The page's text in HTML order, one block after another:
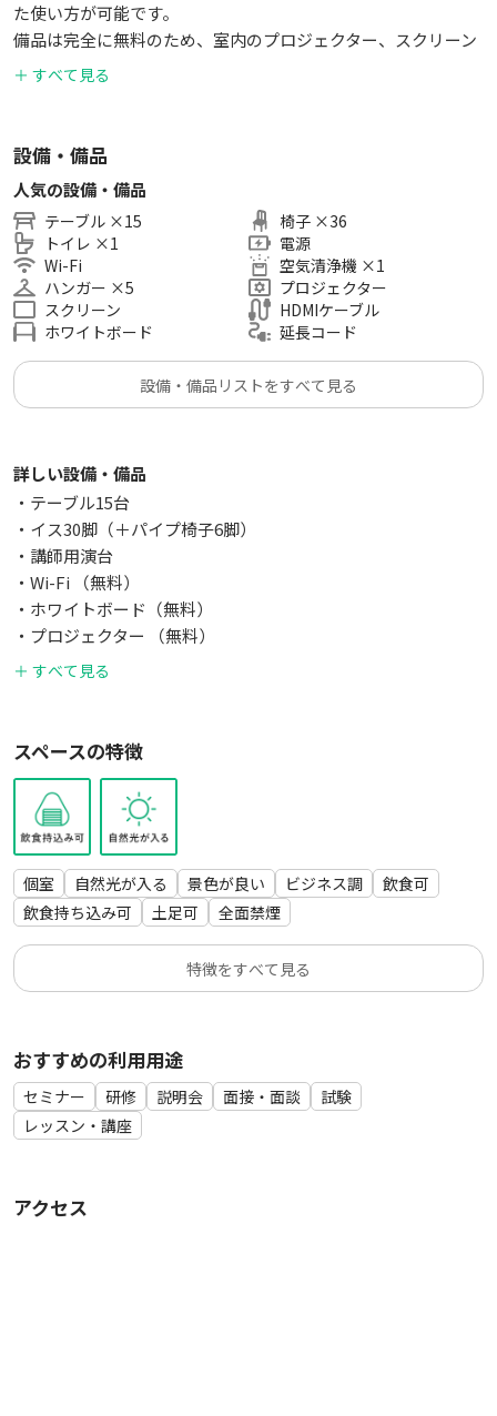
た使い方が可能です。
備品は完全に無料のため、室内のプロジェクター、スクリーン
はご自由にご利用いただけます。
当スペースはベイ・ウィング神戸ビルに面しておりますの
Wi-Fiも無料でご利用いただけます。
備品セットにWi-FiのIDとパスワードを記載した案内を置いて
おります。
定員は最大30名
講師用の演台ご用意しております。
机に付属の椅子30脚に加え、追加のパイプ椅子が6脚ございま
すので補助的にご利用ください。
◆ご利用用途
・会議、打ち合わせ、各種ミーティング
・講座、勉強会、セミナー、塾、各種教室、レッスン
・面談、面接
・展示会、フリーマーケット
※ただし大音量や振動を伴う行為は周りにご迷惑になりますの
※壁に画鋲やテープを使用することはご遠慮ください。(マス
◆入退室
・ご利用時間は9:00～18:00の間となっております。
・待合室はありません。集合時間も考慮して余裕を持った予約
をお願いします。
・建物内はレンタルスペース室内に入るまでお静かにお願いし
ます。
・次の利用者様にご迷惑がかからないよう予約時間内に片付
け・退室をお願いいたします。
＋ すべて見る
設備・備品
人気の設備・備品
テーブル ×15
トイレ ×1
Wi-Fi
ハンガー ×5
スクリーン
ホワイトボード
椅子 ×36
電源
空気清浄機 ×1
プロジェクター
HDMIケーブル
延長コード
設備・備品リストをすべて見る
詳しい設備・備品
・テーブル15台
・イス30脚（＋パイプ椅子6脚）
・講師用演台
・Wi-Fi （無料）
・ホワイトボード（無料）
・プロジェクター （無料）
・プロジェクター用スクリーン（無料）
※お手洗いは室外にございます。
＋ すべて見る
スペースの特徴
個室 自然光が入る 景色が良い ビジネス調
飲食可
飲食持ち込み可
土足可 全面禁煙
特徴をすべて見る
おすすめの利用用途
セミナー 研修 説明会 面接・面談
試験
レッスン・講座
アクセス